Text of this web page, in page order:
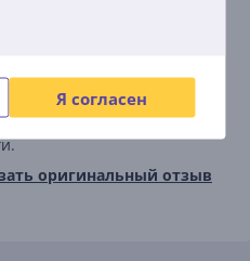
Я согласен
полки имеют на концах
воздуху
предотвращая
оригинальный отзыв